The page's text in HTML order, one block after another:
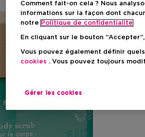
Comment fait-on cela ? Nous
informations sur la façon dont
notre Politique de confidentialite
En cliquant sur le bouton
Vous pouvez également définir
cookies . Vous pouvez toujours
Gérer les cookies